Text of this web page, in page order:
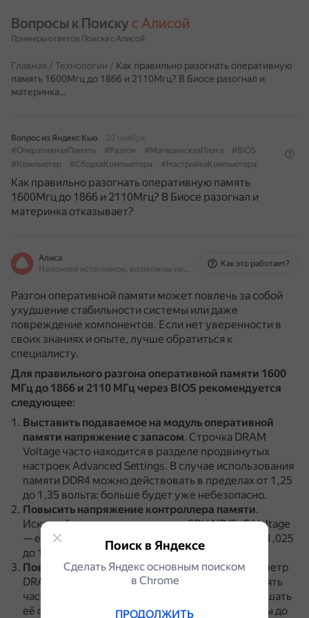
Вопросы к Поиску с Алисой
Примеры ответов Поиска с Алисой
Главная / Технологии / Как правильно разогнать оперативную
память 1600Мгц до 1866 и 2110Мгц? В Биосе разогнал и
материнка…
Вопрос из Яндекс Кью
22 ноября
#ОперативнаяПамять
#Разгон #МатеринскаяПлата
#BIOS
#Компьютер
#СборкаКомпьютера #НастройкаКомпьютера
Как правильно разогнать оперативную память
1600Мгц до 1866 и 2110Мгц? В Биосе разогнал и
материнка отказывает?
Алиса
На основе источников, возможны неточности
Как это работает?
Разгон оперативной памяти может повлечь за собой
ухудшение стабильности системы или даже
повреждение компонентов. Если нет уверенности в
своих знаниях и опыте, лучше обратиться к
специалисту.
Для правильного разгона оперативной памяти 1600
МГц до 1866 и 2110 МГц через BIOS рекомендуется
следующее:
Выставить подаваемое на модуль оперативной
памяти напряжение с запасом. Строчка DRAM
Voltage часто находится в разделе продвинутых
настроек Advanced Settings. В случае использования
памяти DDR4 можно действовать в пределах от 1,25
до 1,35 вольта: больше будет уже небезопасно.
Повысить напряжение контроллера памяти.
Искомый параметр называется CPU NB/SoC Voltage
— его рекомендуется выставить в пределах от 1,025
до 1,15 вольта.
Повысить частоту оперативной памяти(параметр
DRAM Frequency).
За исходную точку можно взять
частоту, выставленную в XMP-профиле, и повышать
её с шагом в 100 МГц.После повышения частоты до
Поиск в Яндексе
Сделать Яндекс основным поиском
в Сhrome
ПРОДОЛЖИТЬ